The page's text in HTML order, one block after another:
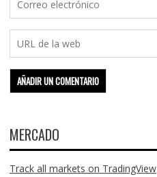
MERCADO
Track all markets on TradingView